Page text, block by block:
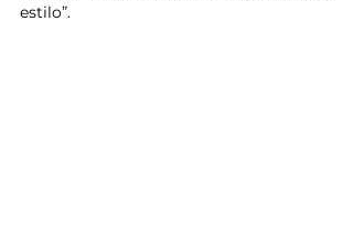
estilo”.